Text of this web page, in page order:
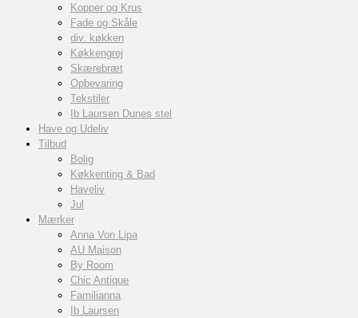
Kopper og Krus
Fade og Skåle
div. køkken
Køkkengrej
Skærebræt
Opbevaring
Tekstiler
Ib Laursen Dunes stel
Have og Udeliv
Tilbud
Bolig
Køkkenting & Bad
Haveliv
Jul
Mærker
Anna Von Lipa
AU Maison
By Room
Chic Antique
Familianna
Ib Laursen